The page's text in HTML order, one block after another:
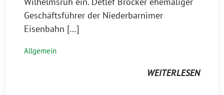
Geschäftsführer der Niederbarnimer
Eisenbahn […]
Allgemein
WEITERLESEN